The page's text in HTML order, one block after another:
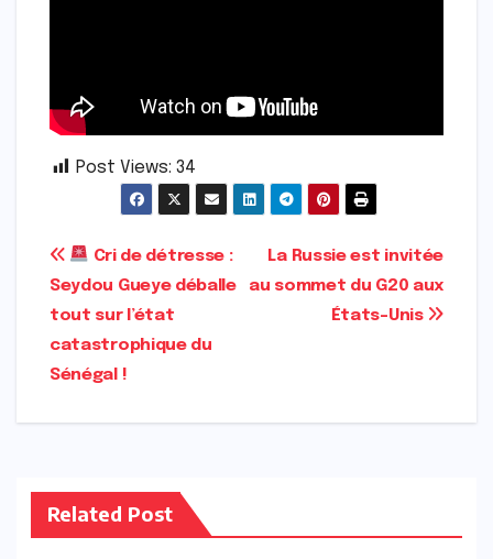
Post Views: 34
Navigation
de
l’article
La Russie est invitée
au sommet du G20 aux
États-Unis
Cri de détresse :
Seydou Gueye déballe
tout sur l’état
catastrophique du
Sénégal !
Related Post